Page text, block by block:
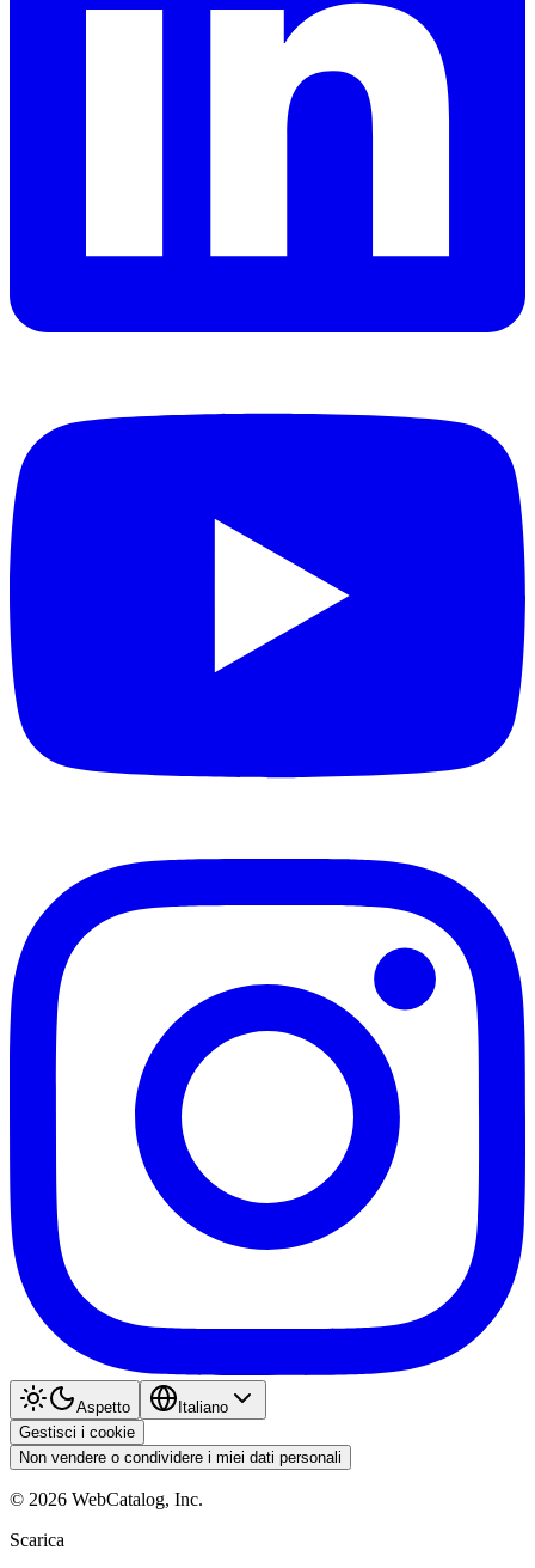
Aspetto
Italiano
Gestisci i cookie
Non vendere o condividere i miei dati personali
© 2026 WebCatalog, Inc.
Scarica